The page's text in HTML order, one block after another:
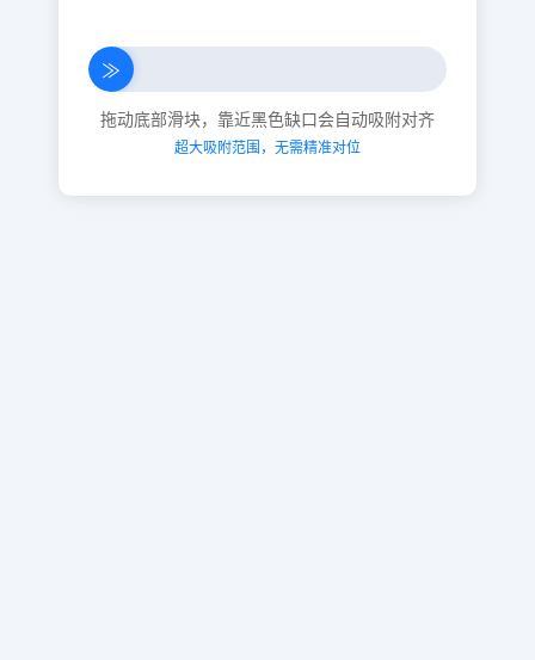
≫
拖动底部滑块，靠近黑色缺口会自动吸附对齐
超大吸附范围，无需精准对位